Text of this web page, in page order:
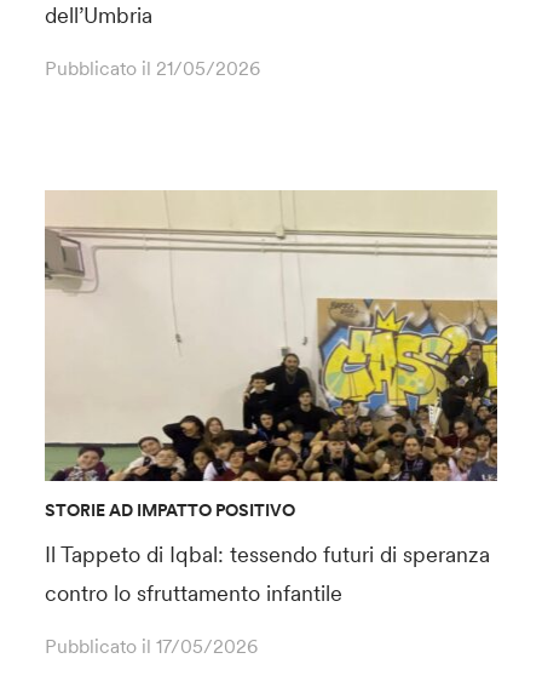
dell’Umbria
Pubblicato il 21/05/2026
STORIE AD IMPATTO POSITIVO
Il Tappeto di Iqbal: tessendo futuri di speranza
contro lo sfruttamento infantile
Pubblicato il17/05/2026